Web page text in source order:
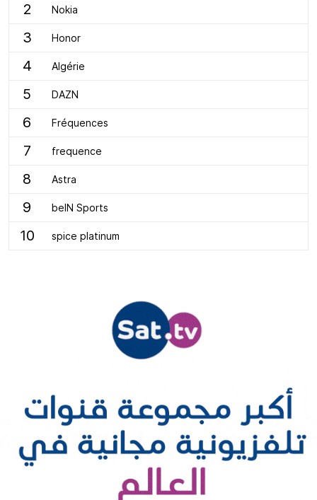
2 Nokia
3 Honor
4 Algérie
5 DAZN
6 Fréquences
7 frequence
8 Astra
9 beIN Sports
10 spice platinum